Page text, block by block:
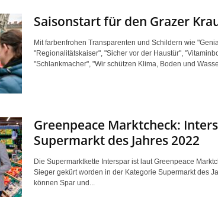
Saisonstart für den Grazer
Mit farbenfrohen Transparenten und Schildern wie
"Regionalitätskaiser", "Sicher vor der Haustür",
"Schlankmacher", "Wir schützen Klima, Boden und
Greenpeace Marktcheck:
Supermarkt des Jahres 2022
Die Supermarktkette Interspar ist laut Greenpeace
Sieger gekürt worden in der Kategorie Supermarkt des
können Spar und...